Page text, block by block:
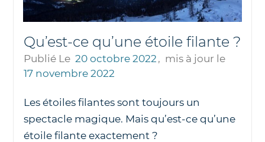
Qu’est-ce qu’une étoile filante ?
Publié Le 20 octobre 2022 , mis à jour le
17 novembre 2022
Les étoiles filantes sont toujours un
spectacle magique. Mais qu’est-ce qu’une
étoile filante exactement ?